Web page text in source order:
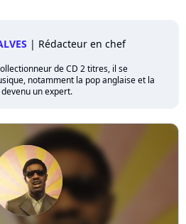
| Rédacteur en chef
de CD 2 titres, il se
notamment la pop anglaise et la
un expert.